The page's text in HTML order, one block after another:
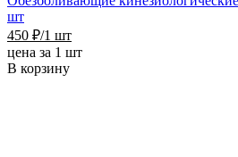
шт
450 ₽/1 шт
цена за 1 шт
В корзину